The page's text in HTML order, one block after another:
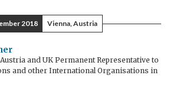
2018 Vienna, Austria
and UK Permanent Representative to
and other International Organisations in